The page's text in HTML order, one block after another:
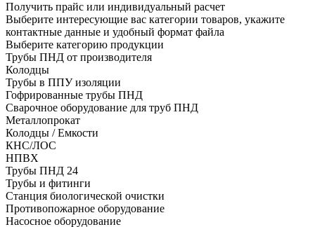
Получить прайс или индивидуальный расчет
Выберите интересующие вас категории товаров, укажите
контактные данные и удобный формат файла
Выберите категорию продукции
Трубы ПНД от производителя
Колодцы
Трубы в ППУ изоляции
Гофрированные трубы ПНД
Сварочное оборудование для труб ПНД
Металлопрокат
Колодцы / Емкости
КНС/ЛОС
НПВХ
Трубы ПНД 24
Трубы и фитинги
Cтанция биологической очистки
Противопожарное оборудование
Насосное оборудование